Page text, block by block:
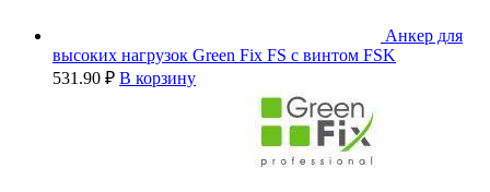
Анкер для
высоких нагрузок Green Fix FS с винтом FSK
531.90 ₽ В корзину